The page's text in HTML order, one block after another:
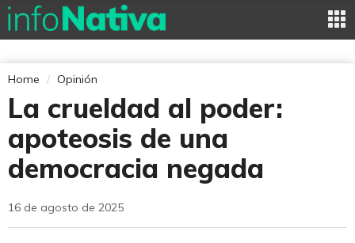
Home Opinión
La crueldad al poder:
apoteosis de una
democracia negada
16 de agosto de 2025